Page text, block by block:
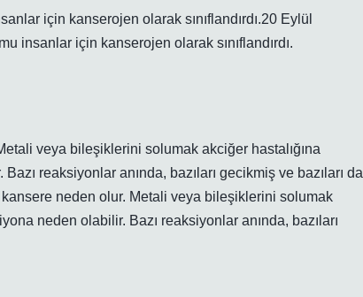
için kanserojen olarak sınıflandırdı.20 Eylül
insanlar için kanserojen olarak sınıflandırdı.
veya bileşiklerini solumak akciğer hastalığına
reaksiyonlar anında, bazıları gecikmiş ve bazıları da
neden olur. Metali veya bileşiklerini solumak
neden olabilir. Bazı reaksiyonlar anında, bazıları